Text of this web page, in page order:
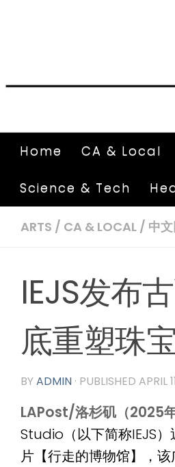
Home CA & Local
Science & Tech
ARTS / CA & LOCAL / 中
IEJS发布
底重塑珠
BYADMIN · PUBLISHED APRIL
LAPost/洛杉矶（2025年
Studio（以下简称IEJS
片【行走的博物馆】，